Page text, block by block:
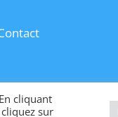
cliquant
sur